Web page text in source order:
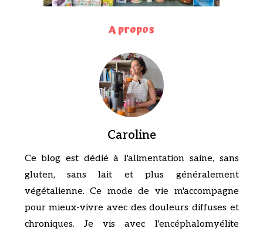
A propos
Caroline
Ce blog est dédié à l'alimentation saine, sans
gluten, sans lait et plus généralement
végétalienne. Ce mode de vie m'accompagne
pour mieux-vivre avec des douleurs diffuses et
chroniques. Je vis avec l'encéphalomyélite